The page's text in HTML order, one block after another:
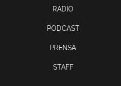
RADIO
PODCAST
PRENSA
STAFF